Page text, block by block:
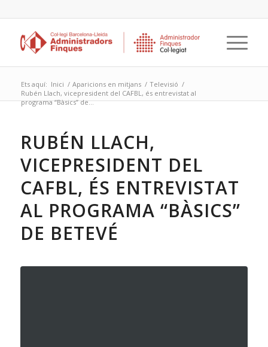
Ets aquí: Inici / Aparicions en mitjans / Televisió /
Rubén Llach, vicepresident del CAFBL, és entrevistat al
programa “Bàsics” de...
RUBÉN LLACH,
VICEPRESIDENT DEL
CAFBL, ÉS ENTREVISTAT
AL PROGRAMA “BÀSICS”
DE BETEVÉ